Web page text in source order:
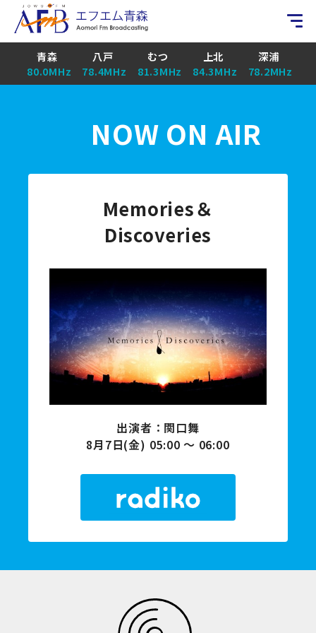
青森
80.0MHz
八戸
78.4MHz
むつ
81.3MHz
上北
84.3MHz
深浦
78.2MHz
NOW ON AIR
Memories＆
Discoveries
出演者：関口舞
8月7日(金) 05:00 〜 06:00